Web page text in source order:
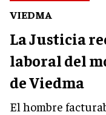
VIEDMA
La Justicia
laboral del
de Viedma
El hombre